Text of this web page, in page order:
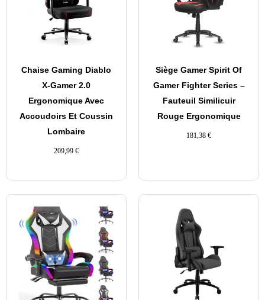
Chaise Gaming Diablo
X-Gamer 2.0
Ergonomique Avec
Accoudoirs Et Coussin
Lombaire
209,99 €
Siège Gamer Spirit Of
Gamer Fighter Series –
Fauteuil Similicuir
Rouge Ergonomique
181,38 €